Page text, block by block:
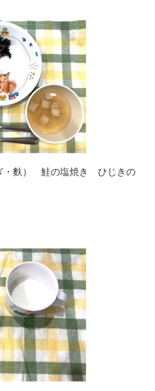
・麩） 鮭の塩焼き ひじきの